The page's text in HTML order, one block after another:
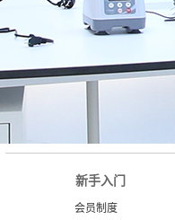
新手入门
会员制度